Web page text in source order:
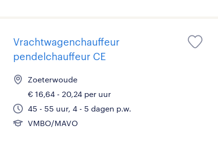
Vrachtwagenchauffeur
pendelchauffeur CE
Zoeterwoude
€ 16,64 - 20,24 per uur
45 - 55 uur, 4 - 5 dagen p.w.
VMBO/MAVO